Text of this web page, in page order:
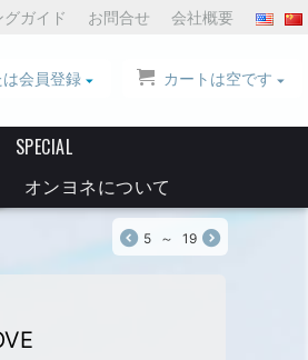
グガイド お問合せ 会社概要
カートは空です
会員登録
SPECIAL
オンヨネについて
5 ～ 19